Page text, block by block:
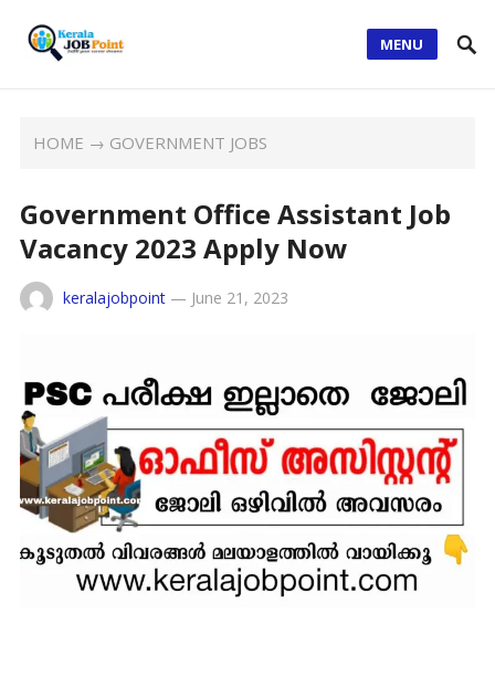
MENU
HOME → GOVERNMENT JOBS
Government Office Assistant Job
Vacancy 2023 Apply Now
keralajobpoint— June 21, 2023